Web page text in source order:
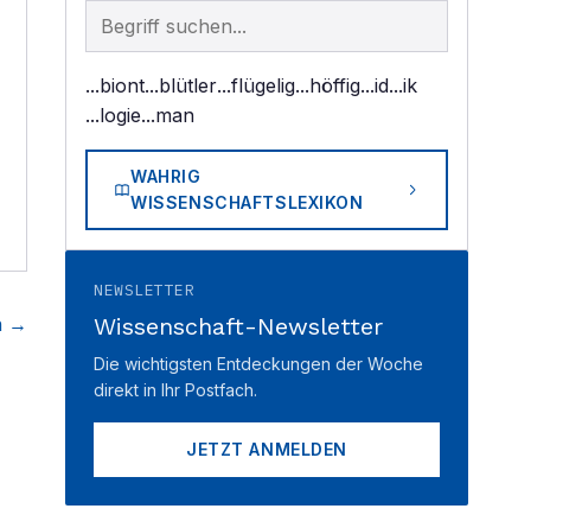
→
Begriff im Lexikon suchen
...biont...blütler...flügelig...höffig...id...ik
...logie...man
WAHRIG
WISSENSCHAFTSLEXIKON
NEWSLETTER
Wissenschaft-Newsletter
Die wichtigsten Entdeckungen der Woche
direkt in Ihr Postfach.
JETZT ANMELDEN